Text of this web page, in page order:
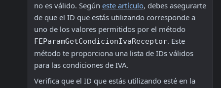
no es válido. Según este artículo, debes asegurarte
de que el ID que estás utilizando corresponde a
FEParamGetCondicionIvaReceptor. Este
método te proporciona una lista de IDs válidos
para las condiciones de IVA.
Verifica que el ID que estás utilizando esté en la